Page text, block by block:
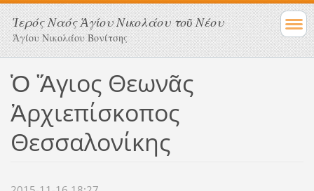
Ἱερός Ναός Ἁγίου Νικολάου τοῦ Νέου
Ἁγίου Νικολάου Βονίτσης
Ὁ Ἅγιος Θεωνᾶς
Ἀρχιεπίσκοπος
Θεσσαλονίκης